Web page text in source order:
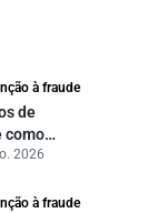
à fraude
de
como
2026
à fraude